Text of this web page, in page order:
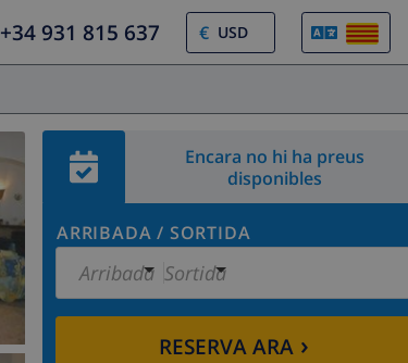
+34 931 815 637 €
Encara no hi ha preus
disponibles
ARRIBADA / SORTIDA
Arribada Sortida
RESERVA ARA›